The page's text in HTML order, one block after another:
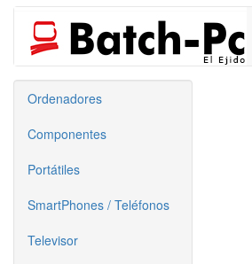
Ordenadores
Componentes
Portátiles
SmartPhones / Teléfonos
Televisor